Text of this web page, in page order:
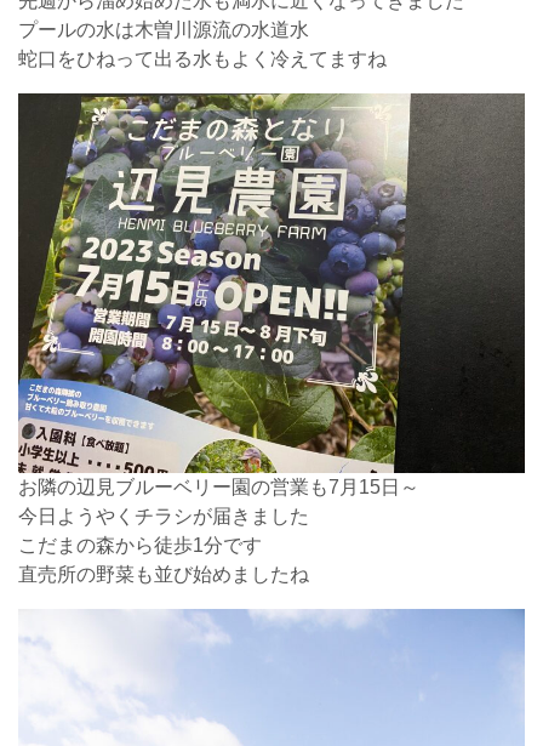
プールの水は木曽川源流の水道水
蛇口をひねって出る水もよく冷えてますね
お隣の辺見ブルーベリー園の営業も7月15日～
今日ようやくチラシが届きました
こだまの森から徒歩1分です
直売所の野菜も並び始めましたね